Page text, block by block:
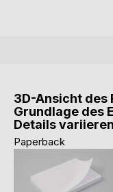
3D-Ansicht des
Grundlage des
Details
Paperback